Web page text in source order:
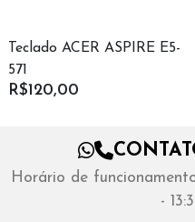
Teclado ACER ASPIRE E5-
571
R$120,00
Horário de
-